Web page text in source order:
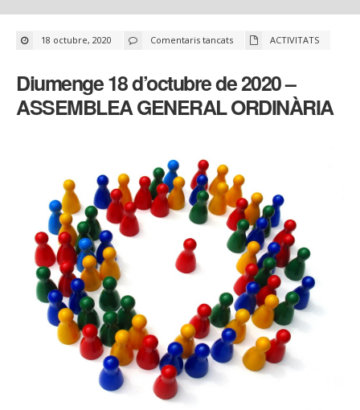
18 octubre, 2020 Comentaris tancatsa
Diumenge
2020
–
ASSEMBLEA
GENERAL
ORDINÀRIA
ACTIVITATS
Diumenge 18 d’octubre de 2020 –
ASSEMBLEA GENERAL ORDINÀRIA